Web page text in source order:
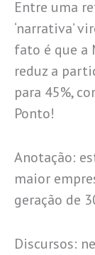
Entre uma
‘narrativa’
fato é que a
reduz a
para 45%,
Ponto!
Anotação:
maior
geração de
Discursos: